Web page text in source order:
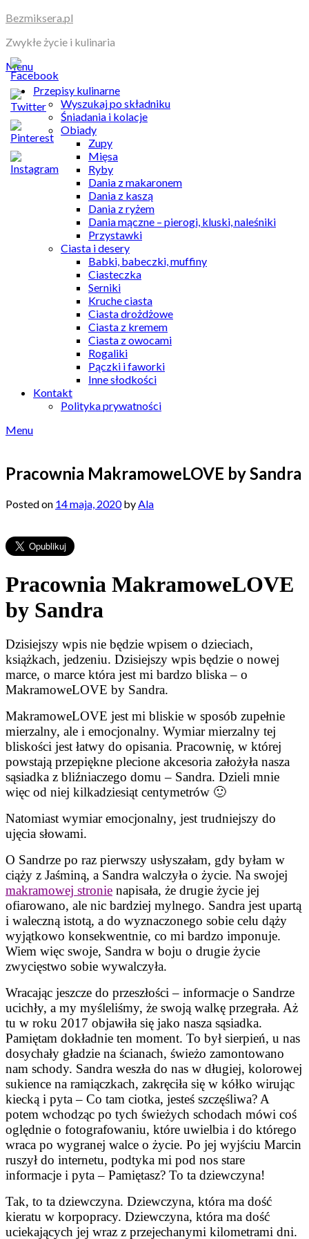
Skip
content
Bezmiksera.pl
Zwykłe życie i kulinaria
Menu
Przepisy kulinarne
Wyszukaj po składniku
Śniadania i kolacje
Obiady
Zupy
Mięsa
Ryby
Dania z makaronem
Dania z kaszą
Dania z ryżem
Dania mączne – pierogi, kluski, naleśniki
Przystawki
Ciasta i desery
Babki, babeczki, muffiny
Ciasteczka
Serniki
Kruche ciasta
Ciasta drożdżowe
Ciasta z kremem
Ciasta z owocami
Rogaliki
Pączki i faworki
Inne słodkości
Kontakt
Polityka prywatności
Menu
Pracownia MakramoweLOVE by Sandra
Posted on 14 maja, 2020byAla
Pracownia MakramoweLOVE
by Sandra
Dzisiejszy wpis nie będzie wpisem o dzieciach,
książkach, jedzeniu. Dzisiejszy wpis będzie o nowej
marce, o marce która jest mi bardzo bliska – o
MakramoweLOVE by Sandra.
MakramoweLOVE jest mi bliskie w sposób zupełnie
mierzalny, ale i emocjonalny. Wymiar mierzalny tej
bliskości jest łatwy do opisania. Pracownię, w której
powstają przepiękne plecione akcesoria założyła nasza
sąsiadka z bliźniaczego domu – Sandra. Dzieli mnie
więc od niej kilkadziesiąt centymetrów 🙂
Natomiast wymiar emocjonalny, jest trudniejszy do
ujęcia słowami.
O Sandrze po raz pierwszy usłyszałam, gdy byłam w
ciąży z Jaśminą, a Sandra walczyła o życie. Na swojej
makramowej stronie napisała, że drugie życie jej
ofiarowano, ale nic bardziej mylnego. Sandra jest upartą
i waleczną istotą, a do wyznaczonego sobie celu dąży
wyjątkowo konsekwentnie, co mi bardzo imponuje.
Wiem więc swoje, Sandra w boju o drugie życie
zwycięstwo sobie wywalczyła.
Wracając jeszcze do przeszłości – informacje o Sandrze
ucichły, a my myśleliśmy, że swoją walkę przegrała. Aż
tu w roku 2017 objawiła się jako nasza sąsiadka.
Pamiętam dokładnie ten moment. To był sierpień, u nas
dosychały gładzie na ścianach, świeżo zamontowano
nam schody. Sandra weszła do nas w długiej, kolorowej
sukience na ramiączkach, zakręciła się w kółko wirując
kiecką i pyta – Co tam ciotka, jesteś szczęśliwa? A
potem wchodząc po tych świeżych schodach mówi coś
oględnie o fotografowaniu, które uwielbia i do którego
wraca po wygranej walce o życie. Po jej wyjściu Marcin
ruszył do internetu, podtyka mi pod nos stare
informacje i pyta – Pamiętasz? To ta dziewczyna!
Tak, to ta dziewczyna. Dziewczyna, która ma dość
kieratu w korpopracy. Dziewczyna, która ma dość
uciekających jej wraz z przejechanymi kilometrami dni.